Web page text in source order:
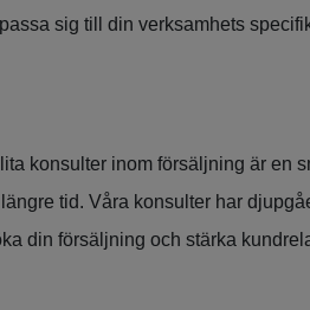
sig till din verksamhets
konsulter inom försäljning är en
tid. Våra konsulter har
din försäljning och stärka